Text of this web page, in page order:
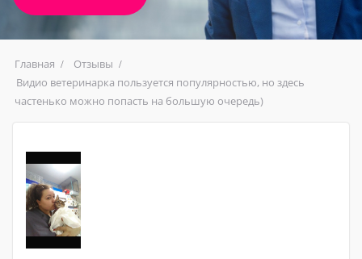
Главная
Отзывы
Видио ветеринарка пользуется популярностью, но здесь
частенько можно попасть на большую очередь)